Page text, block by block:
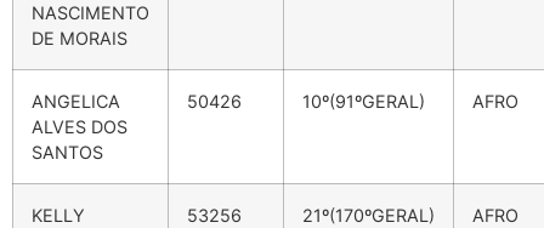
NASCIMENTO
DE MORAIS
ANGELICA
ALVES DOS
SANTOS
50426 10º(91ºGERAL) AFRO
KELLY
53256 21º(170ºGERAL) AFRO